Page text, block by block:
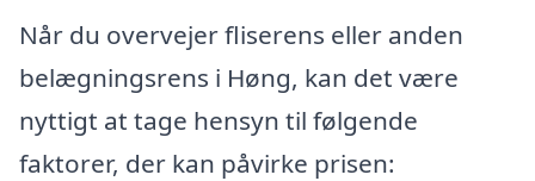
Når du overvejer fliserens eller anden
belægningsrens i Høng, kan det være
nyttigt at tage hensyn til følgende
faktorer, der kan påvirke prisen: